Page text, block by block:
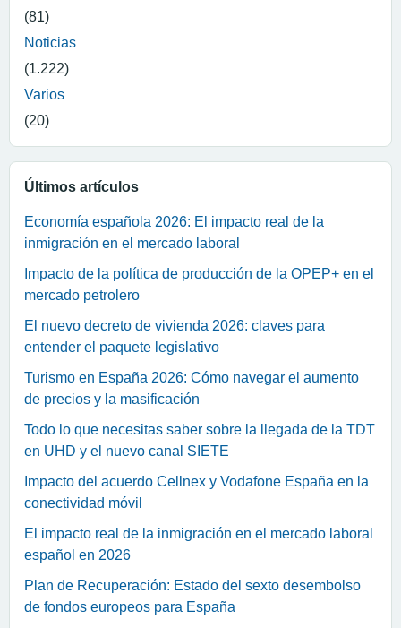
(81)
Noticias
(1.222)
Varios
(20)
Últimos artículos
Economía española 2026: El impacto real de la
inmigración en el mercado laboral
Impacto de la política de producción de la OPEP+ en el
mercado petrolero
El nuevo decreto de vivienda 2026: claves para
entender el paquete legislativo
Turismo en España 2026: Cómo navegar el aumento
de precios y la masificación
Todo lo que necesitas saber sobre la llegada de la TDT
en UHD y el nuevo canal SIETE
Impacto del acuerdo Cellnex y Vodafone España en la
conectividad móvil
El impacto real de la inmigración en el mercado laboral
español en 2026
Plan de Recuperación: Estado del sexto desembolso
de fondos europeos para España